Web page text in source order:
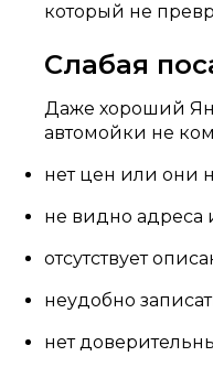
который не
Слабая
Даже хороший
автомойки не
нет цен или они
не видно адреса
отсутствует
неудобно
нет